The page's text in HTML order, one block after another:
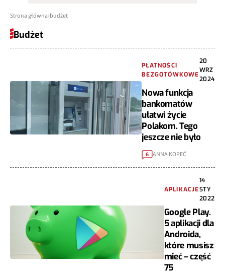
Strona główna budżet
Budżet
PŁATNOŚCI
BEZGOTÓWKOWE
20
WRZ
2024
Nowa funkcja
bankomatów
ułatwi życie
Polakom. Tego
jeszcze nie było
6 ANNA KOPEĆ
APLIKACJE
14
STY
2022
Google Play.
5 aplikacji dla
Androida,
które musisz
mieć – część
75